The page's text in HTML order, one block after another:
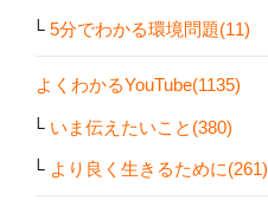
5分でわかる環境問題(11)
よくわかるYouTube(1135)
いま伝えたいこと(380)
より良く生きるために(261)